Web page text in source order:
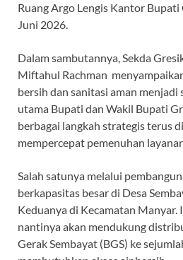
Ruang Argo Lengis Kantor Bupati
Juni 2026.
Dalam sambutannya, Sekda
Miftahul Rachman
bersih dan sanitasi aman menjadi
utama Bupati dan Wakil Bupati
berbagai langkah strategis terus
mempercepat pemenuhan
Salah satunya melalui
berkapasitas besar di Desa
Keduanya di Kecamatan
nantinya akan mendukung
Gerak Sembayat (BGS) ke